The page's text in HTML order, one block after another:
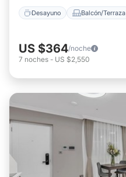
Desayuno Balcón/Terraza
US $364/noche
7 noches - US $2,550